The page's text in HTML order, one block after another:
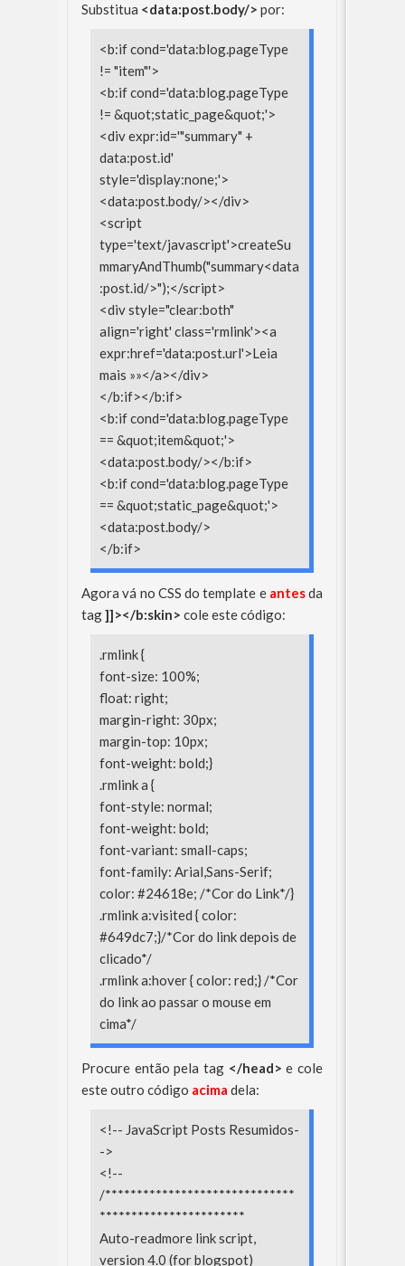
Substitua <data:post.body/> por:
<b:if cond='data:blog.pageType
!= "item"'>
<b:if cond='data:blog.pageType
!= &quot;static_page&quot;'>
<div expr:id='"summary" +
data:post.id'
style='display:none;'>
<data:post.body/></div>
<script
type='text/javascript'>createSu
mmaryAndThumb("summary<data
:post.id/>");</script>
<div style="clear:both"
align='right' class='rmlink'><a
expr:href='data:post.url'>Leia
mais »»</a></div>
</b:if></b:if>
<b:if cond='data:blog.pageType
== &quot;item&quot;'>
<data:post.body/></b:if>
<b:if cond='data:blog.pageType
== &quot;static_page&quot;'>
<data:post.body/>
</b:if>
Agora vá no CSS do template e antesda
tag]]></b:skin> cole este código:
.rmlink {
font-size: 100%;
float: right;
margin-right: 30px;
margin-top: 10px;
font-weight: bold;}
.rmlink a {
font-style: normal;
font-weight: bold;
font-variant: small-caps;
font-family: Arial,Sans-Serif;
color: #24618e; /*Cor do Link*/}
.rmlink a:visited { color:
#649dc7;}/*Cor do link depois de
clicado*/
.rmlink a:hover { color: red;} /*Cor
do link ao passar o mouse em
cima*/
Procure então pela tag </head> e cole
este outro código acima dela:
<!-- JavaScript Posts Resumidos-
->
<!--
/******************************
***********************
Auto-readmore link script,
version 4.0 (for blogspot)